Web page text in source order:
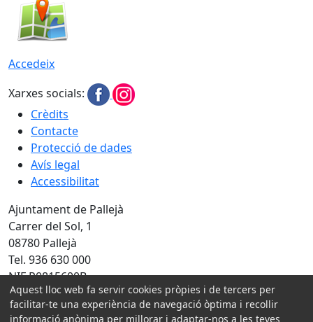
Accedeix
Xarxes socials:
Crèdits
Contacte
Protecció de dades
Avís legal
Accessibilitat
Ajuntament de Pallejà
Carrer del Sol, 1
08780 Pallejà
Tel. 936 630 000
NIF P0815600B
Amb la col·laboració de:
Aquest lloc web fa servir cookies pròpies i de tercers per
facilitar-te una experiència de navegació òptima i recollir
informació anònima per millorar i adaptar-nos a les teves